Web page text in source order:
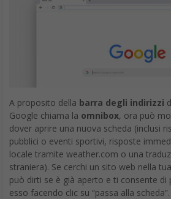
A proposito della barra degli indirizzi
Google chiama la omnibox, ora può
dover aprire una nuova scheda (inclusi
pubblici o eventi sportivi, risposte
locale tramite weather.com o una
straniera). Se cerchi un sito web nella
può dirti se è già aperto e ti consente di
esso facendo clic su “passa alla scheda”.